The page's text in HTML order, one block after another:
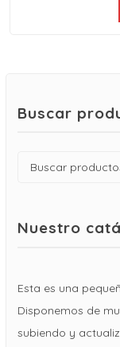
Buscar
Buscar
Nuestro
Esta es una
Disponemos de
subiendo y